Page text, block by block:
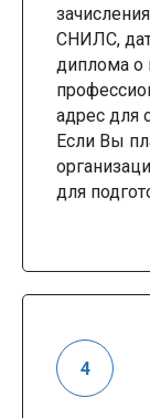
СНИЛС,
диплома
адрес для
Если Вы
для